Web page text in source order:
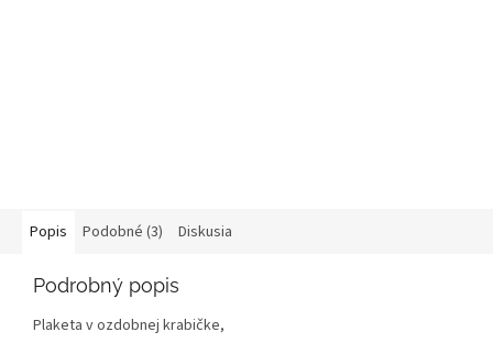
Popis Podobné (3) Diskusia
Podrobný popis
Plaketa v ozdobnej krabičke,